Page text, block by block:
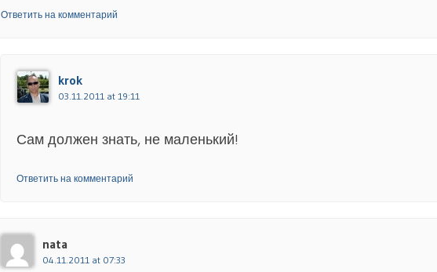
Ответить на комментарий
krok
03.11.2011 at 19:11
Сам должен знать, не маленький!
Ответить на комментарий
nata
04.11.2011 at 07:33